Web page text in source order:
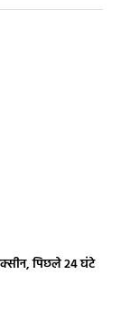
पिछले 24 घंटे